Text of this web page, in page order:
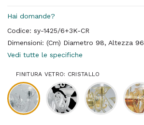
Hai domande?
Codice: sy-1425/6+3K-CR
Dimensioni: (Cm) Diametro 98, Altezza 96
Vedi tutte le specifiche
FINITURA VETRO: CRISTALLO